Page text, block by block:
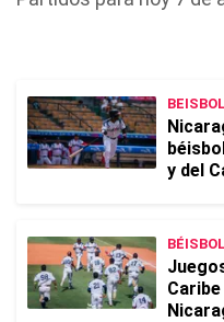
BEISBOL
y del
BÉISBOL